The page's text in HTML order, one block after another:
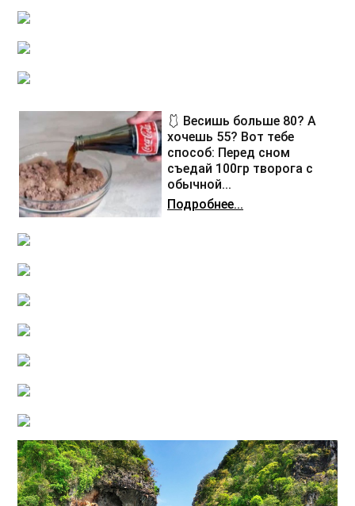
🩱 Весишь больше 80? А
хочешь 55? Вот тебе
способ: Перед сном
съедай 100гр творога с
обычной...
Подробнее...